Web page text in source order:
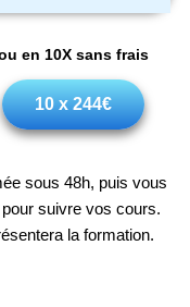
en 10X sans frais
10 x 244€
sous 48h, puis vous
suivre vos cours.
la formation.